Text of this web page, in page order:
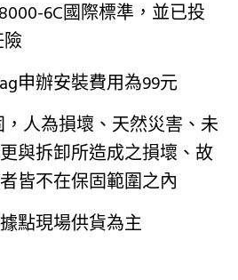
6C國際標準，並已投
申辦安裝費用為99元
人為損壞、天然災害、未
與拆卸所造成之損壞、故
皆不在保固範圍之內
點現場供貨為主